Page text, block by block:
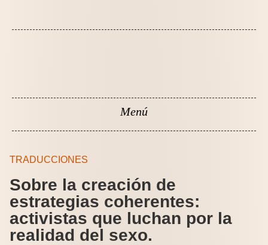
TRADUCCIONES
Sobre la creación de
estrategias coherentes:
activistas que luchan por la
realidad del sexo.